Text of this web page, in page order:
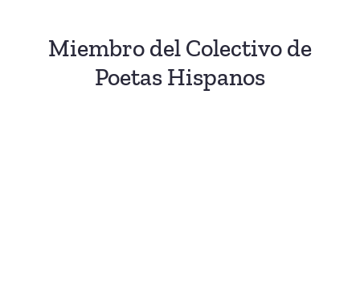
Miembro del Colectivo de
Poetas Hispanos